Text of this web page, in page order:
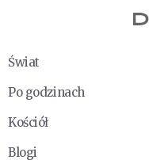
Świat
Po godzinach
Kościół
Blogi